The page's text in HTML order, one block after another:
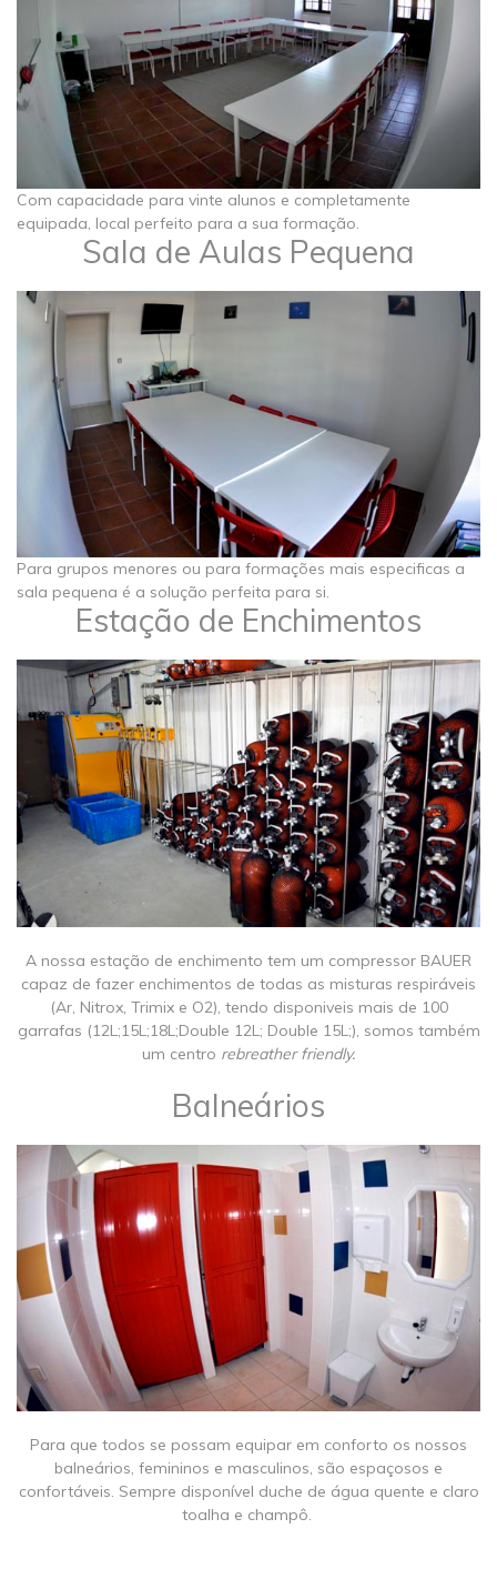
Com capacidade para vinte alunos e completamente
equipada, local perfeito para a sua formação.​
Sala de Aulas Pequena
Para grupos menores ou para formações mais especificas a
sala pequena é a solução perfeita para si.
Estação de Enchimentos
A nossa estação de enchimento tem um compressor BAUER
capaz de fazer enchimentos de todas as misturas respiráveis
(Ar, Nitrox, Trimix e O2), tendo disponiveis mais de 100
garrafas (12L;15L;18L;Double 12L; Double 15L;), somos também
um centro rebreather friendly.
Balneários
Para que todos se possam equipar em conforto os nossos
balneários, femininos e masculinos, são espaçosos e
confortáveis. Sempre disponível duche de água quente e claro
toalha e champô.